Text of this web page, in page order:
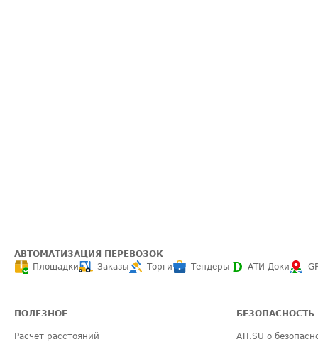
АВТОМАТИЗАЦИЯ ПЕРЕВОЗОК
Площадки
Заказы Торги Тендеры АТИ-Доки
ПОЛЕЗНОЕ
Расчет расстояний
БЕЗОПАСНОСТЬ
ATI.SU о